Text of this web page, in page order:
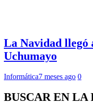
La Navidad llegó
Uchumayo
Informática7 meses ago 0
BUSCAR EN LA